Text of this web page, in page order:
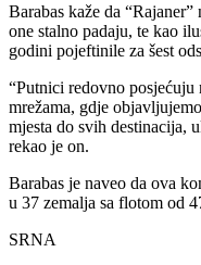
Barabas kaže da
one stalno padaju, te kao
godini pojeftinile za šest
“Putnici redovno posjećuju
mrežama, gdje
mjesta do svih destinacija,
rekao je on.
Barabas je naveo da ova
u 37 zemalja sa flotom od
SRNA